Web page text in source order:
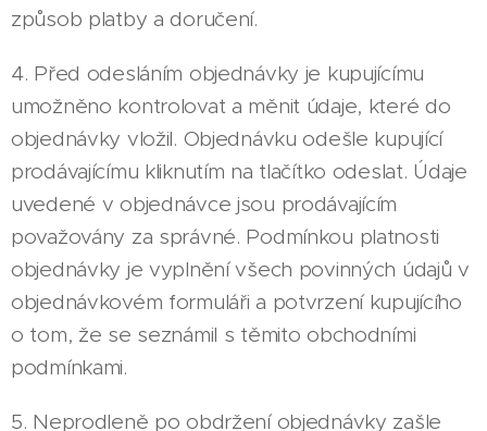
způsob platby a doručení.
4. Před odesláním objednávky je kupujícímu
umožněno kontrolovat a měnit údaje, které do
objednávky vložil. Objednávku odešle kupující
prodávajícímu kliknutím na tlačítko odeslat. Údaje
uvedené v objednávce jsou prodávajícím
považovány za správné. Podmínkou platnosti
objednávky je vyplnění všech povinných údajů v
objednávkovém formuláři a potvrzení kupujícího
o tom, že se seznámil s těmito obchodními
podmínkami.
5. Neprodleně po obdržení objednávky zašle